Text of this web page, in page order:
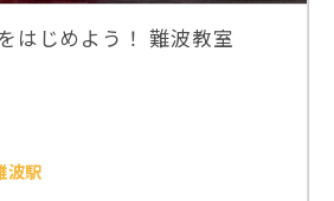
はじめよう！ 難波教室
波駅